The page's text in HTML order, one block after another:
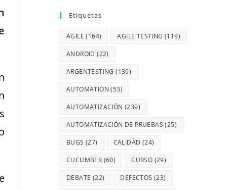
Etiquetas
AGILE (164) AGILE TESTING (119)
ANDROID (22)
ARGENTESTING (139)
AUTOMATION (53)
AUTOMATIZACIÓN (239)
AUTOMATIZACIÓN DE PRUEBAS (25)
BUGS (27) CALIDAD (24)
CUCUMBER (60) CURSO (29)
DEBATE (22) DEFECTOS (23)